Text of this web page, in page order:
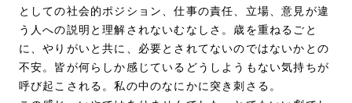
としての社会的ポジション、仕事の責任、立場、意見が違
う人への説明と理解されないむなしさ。歳を重ねるごと
に、やりがいと共に、必要とされてないのではないかとの
不安。皆が何らしか感じているどうしようもない気持ちが
呼び起こされる。私の中のなにかに突き刺さる。